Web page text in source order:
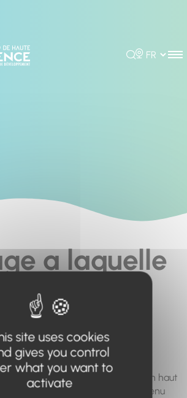
Rechercher
Choisir la
a laquelle
cherchez à
n'existe
ou plus.
à utiliser le moteur de recherche en haut
le menu pour trouver le contenu
site uses cookies
gives you control
what you want to
activate